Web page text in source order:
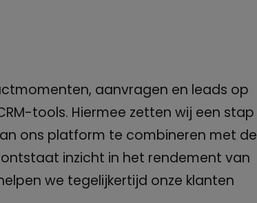
aanvragen en leads op
tools. Hiermee zetten wij een stap
ons platform te combineren met de
inzicht in het rendement van
we tegelijkertijd onze klanten